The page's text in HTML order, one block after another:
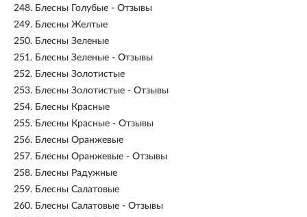
248. Блесны Голубые - Отзывы
249. Блесны Желтые
250. Блесны Зеленые
251. Блесны Зеленые - Отзывы
252. Блесны Золотистые
253. Блесны Золотистые - Отзывы
254. Блесны Красные
255. Блесны Красные - Отзывы
256. Блесны Оранжевые
257. Блесны Оранжевые - Отзывы
258. Блесны Радужные
259. Блесны Салатовые
260. Блесны Салатовые - Отзывы